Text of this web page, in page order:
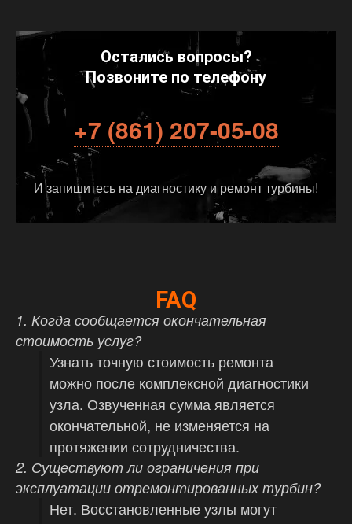
Остались вопросы?
Позвоните по телефону
+7 (861) 207-05-08
И запишитесь на диагностику и ремонт турбины!
FAQ
1. Когда сообщается окончательная
стоимость услуг?
Узнать точную стоимость ремонта
можно после комплексной диагностики
узла. Озвученная сумма является
окончательной, не изменяется на
протяжении сотрудничества.
2. Существуют ли ограничения при
эксплуатации отремонтированных турбин?
Нет. Восстановленные узлы могут